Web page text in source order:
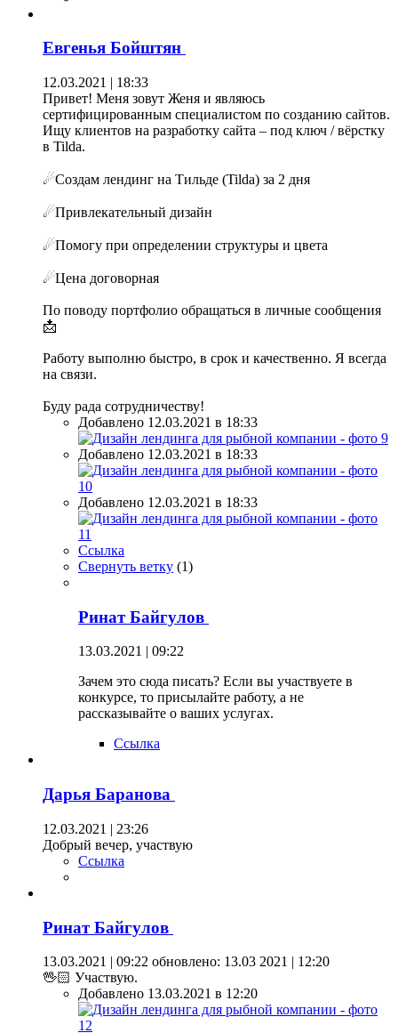
Евгенья Бойштян
12.03.2021 | 18:33
Привет! Меня зовут Женя и являюсь
сертифицированным специалистом по созданию сайтов.
Ищу клиентов на разработку сайта – под ключ / вёрстку
в Tilda.
☄Создам лендинг на Тильде (Tilda) за 2 дня
☄Привлекательный дизайн
☄Помогу при определении структуры и цвета
☄Цена договорная
По поводу портфолио обращаться в личные сообщения
📩
Работу выполню быстро, в срок и качественно. Я всегда
на связи.
Буду рада сотрудничеству!
Добавлено 12.03.2021 в 18:33
Добавлено 12.03.2021 в 18:33
Добавлено 12.03.2021 в 18:33
Ссылка
Свернуть ветку (1)
Ринат Байгулов
13.03.2021 | 09:22
Зачем это сюда писать? Если вы участвуете в
конкурсе, то присылайте работу, а не
рассказывайте о ваших услугах.
Ссылка
Дарья Баранова
12.03.2021 | 23:26
Добрый вечер, участвую
Ссылка
Ринат Байгулов
13.03.2021 | 09:22 обновлено: 13.03 2021 | 12:20
🖖🏻 Участвую.
Добавлено 13.03.2021 в 12:20